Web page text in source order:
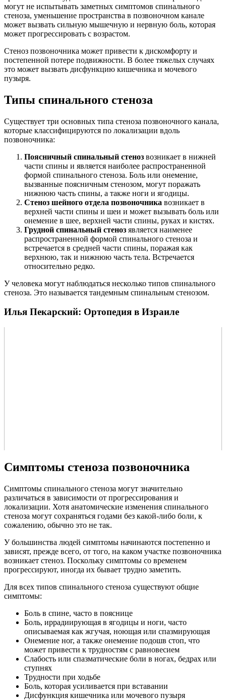
могут не испытывать заметных симптомов спинального
стеноза, уменьшение пространства в позвоночном канале
может вызвать сильную мышечную и нервную боль, которая
может прогрессировать с возрастом.
Стеноз позвоночника может привести к дискомфорту и
постепенной потере подвижности. В более тяжелых случаях
это может вызвать дисфункцию кишечника и мочевого
пузыря.
Типы спинального стеноза
Существует три основных типа стеноза позвоночного канала,
которые классифицируются по локализации вдоль
позвоночника:
Поясничный спинальный стеноз возникает в нижней
части спины и является наиболее распространенной
формой спинального стеноза. Боль или онемение,
вызванные поясничным стенозом, могут поражать
нижнюю часть спины, а также ноги и ягодицы.
Стеноз шейного отдела позвоночника возникает в
верхней части спины и шеи и может вызывать боль или
онемение в шее, верхней части спины, руках и кистях.
Грудной спинальный стеноз является наименее
распространенной формой спинального стеноза и
встречается в средней части спины, поражая как
верхнюю, так и нижнюю часть тела. Встречается
относительно редко.
У человека могут наблюдаться несколько типов спинального
стеноза. Это называется тандемным спинальным стенозом.
Илья Пекарский: Ортопедия в Израиле
Симптомы стеноза позвоночника
Симптомы спинального стеноза могут значительно
различаться в зависимости от прогрессирования и
локализации. Хотя анатомические изменения спинального
стеноза могут сохраняться годами без какой-либо боли, к
сожалению, обычно это не так.
У большинства людей симптомы начинаются постепенно и
зависят, прежде всего, от того, на каком участке позвоночника
возникает стеноз. Поскольку симптомы со временем
прогрессируют, иногда их бывает трудно заметить.
Для всех типов спинального стеноза существуют общие
симптомы:
Боль в спине, часто в пояснице
Боль, иррадиирующая в ягодицы и ноги, часто
описываемая как жгучая, ноющая или спазмирующая
Онемение ног, а также онемение подошв стоп, что
может привести к трудностям с равновесием
Слабость или спазматические боли в ногах, бедрах или
ступнях
Трудности при ходьбе
Боль, которая усиливается при вставании
Дисфункция кишечника или мочевого пузыря